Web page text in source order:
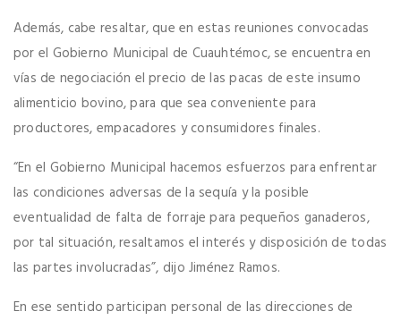
Además, cabe resaltar, que en estas reuniones convocadas
por el Gobierno Municipal de Cuauhtémoc, se encuentra en
vías de negociación el precio de las pacas de este insumo
alimenticio bovino, para que sea conveniente para
productores, empacadores y consumidores finales.
“En el Gobierno Municipal hacemos esfuerzos para enfrentar
las condiciones adversas de la sequía y la posible
eventualidad de falta de forraje para pequeños ganaderos,
por tal situación, resaltamos el interés y disposición de todas
las partes involucradas”, dijo Jiménez Ramos.
En ese sentido participan personal de las direcciones de